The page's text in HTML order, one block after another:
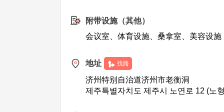
附带设施（其他）
会议室、体育设施、桑拿室、美容设施
地址 找路
济州特别自治道济州市老衡洞
제주특별자치도 제주시 노연로 12 (노